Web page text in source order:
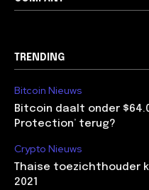
TRENDING
Bitcoin Nieuws
Bitcoin daalt onder
Protection’ terug?
Crypto Nieuws
Thaise toezichthouder
2021